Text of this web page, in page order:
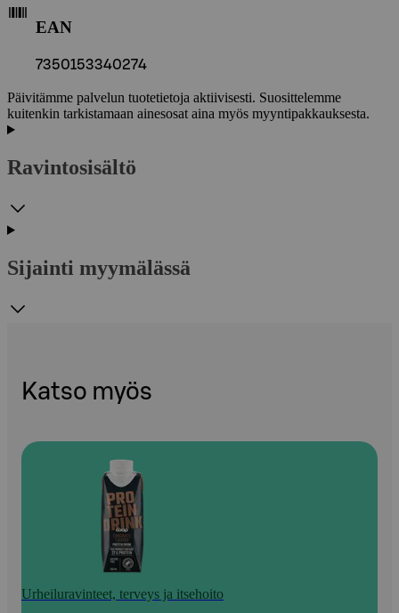
EAN
7350153340274
Päivitämme palvelun tuotetietoja aktiivisesti. Suosittelemme
kuitenkin tarkistamaan ainesosat aina myös myyntipakkauksesta.
Ravintosisältö
Sijainti myymälässä
Katso myös
Urheiluravinteet, terveys ja itsehoito